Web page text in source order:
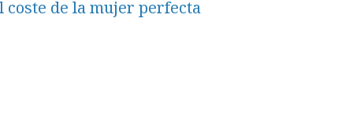
coste de la mujer perfecta